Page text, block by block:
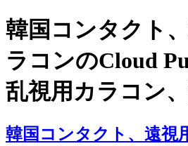
韓国コンタクト
ラコンのCloud
乱視用カラコン
韓国コンタクト、遠視